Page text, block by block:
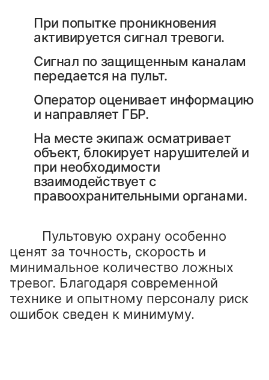
При попытке проникновения
активируется сигнал тревоги.
Сигнал по защищенным каналам
передается на пульт.
Оператор оценивает информацию
и направляет ГБР.
На месте экипаж осматривает
объект, блокирует нарушителей и
при необходимости
взаимодействует с
правоохранительными органами.
ценят за точность, скорость и
минимальное количество ложных
тревог. Благодаря современной
технике и опытному персоналу риск